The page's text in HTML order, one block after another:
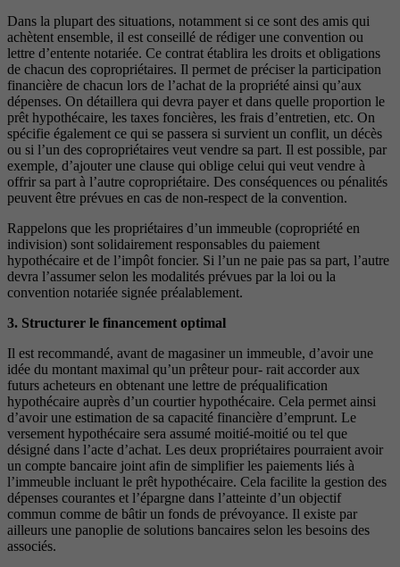
Dans la plupart des situations, notamment si ce sont des amis qui
achètent ensemble, il est conseillé de rédiger une convention ou
lettre d’entente notariée. Ce contrat établira les droits et obligations
de chacun des copropriétaires. Il permet de préciser la participation
financière de chacun lors de l’achat de la propriété ainsi qu’aux
dépenses. On détaillera qui devra payer et dans quelle proportion le
prêt hypothécaire, les taxes foncières, les frais d’entretien, etc. On
spécifie également ce qui se passera si survient un conflit, un décès
ou si l’un des copropriétaires veut vendre sa part. Il est possible, par
exemple, d’ajouter une clause qui oblige celui qui veut vendre à
offrir sa part à l’autre copropriétaire. Des conséquences ou pénalités
peuvent être prévues en cas de non-respect de la convention.
Rappelons que les propriétaires d’un immeuble (copropriété en
indivision) sont solidairement responsables du paiement
hypothécaire et de l’impôt foncier. Si l’un ne paie pas sa part, l’autre
devra l’assumer selon les modalités prévues par la loi ou la
convention notariée signée préalablement.
3. Structurer le financement optimal
Il est recommandé, avant de magasiner un immeuble, d’avoir une
idée du montant maximal qu’un prêteur pour- rait accorder aux
futurs acheteurs en obtenant une lettre de préqualification
hypothécaire auprès d’un courtier hypothécaire. Cela permet ainsi
d’avoir une estimation de sa capacité financière d’emprunt. Le
versement hypothécaire sera assumé moitié-moitié ou tel que
désigné dans l’acte d’achat. Les deux propriétaires pourraient avoir
un compte bancaire joint afin de simplifier les paiements liés à
l’immeuble incluant le prêt hypothécaire. Cela facilite la gestion des
dépenses courantes et l’épargne dans l’atteinte d’un objectif
commun comme de bâtir un fonds de prévoyance. Il existe par
ailleurs une panoplie de solutions bancaires selon les besoins des
associés.